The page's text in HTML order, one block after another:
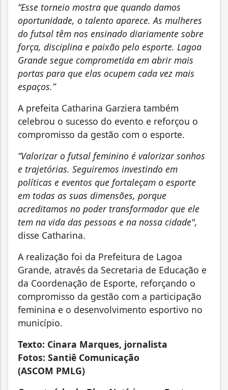
“Esse torneio mostra que quando damos
oportunidade, o talento aparece. As mulheres
do futsal têm nos ensinado diariamente sobre
força, disciplina e paixão pelo esporte. Lagoa
Grande segue comprometida em abrir mais
portas para que elas ocupem cada vez mais
espaços.”
A prefeita Catharina Garziera também
celebrou o sucesso do evento e reforçou o
compromisso da gestão com o esporte.
“Valorizar o futsal feminino é valorizar sonhos
e trajetórias. Seguiremos investindo em
políticas e eventos que fortaleçam o esporte
em todas as suas dimensões, porque
acreditamos no poder transformador que ele
tem na vida das pessoas e na nossa cidade",
disse Catharina.
A realização foi da Prefeitura de Lagoa
Grande, através da Secretaria de Educação e
da Coordenação de Esporte, reforçando o
compromisso da gestão com a participação
feminina e o desenvolvimento esportivo no
município.
Texto: Cinara Marques, jornalista
Fotos: Santiê Comunicação
(ASCOM PMLG)